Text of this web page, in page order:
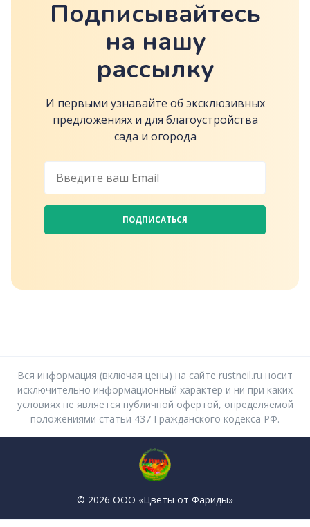
Подписывайтесь
на нашу
рассылку
И первыми узнавайте об эксклюзивных
предложениях и для благоустройства
сада и огорода
ПОДПИСАТЬСЯ
Вся информация (включая цены) на сайте rustneil.ru носит
исключительно информационный характер и ни при каких
условиях не является публичной офертой, определяемой
положениями статьи 437 Гражданского кодекса РФ.
© 2026 ООО «Цветы от Фариды»